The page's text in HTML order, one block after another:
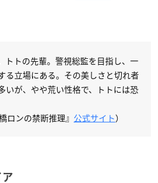
トトの先輩。警視総監を目指し、一
る立場にある。その美しさと切れ者
いが、やや荒い性格で、トトには恐
ロンの禁断推理』 公式サイト）
ア